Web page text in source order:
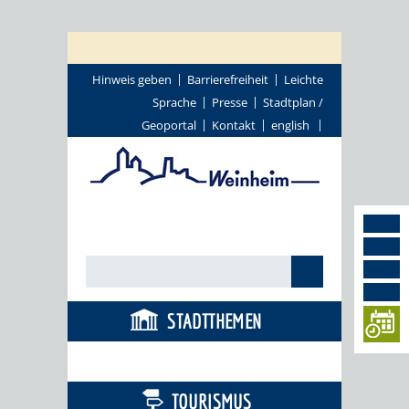
Hinweis geben Barrierefreiheit
Leichte
Sprache
Presse
Stadtplan /
Geoportal
Kontakt english
STADTTHEMEN
TOURISMUS